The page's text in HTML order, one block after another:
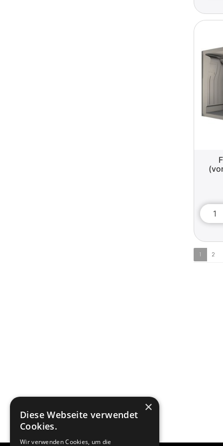
1 2
×
Diese Webseite verwendet
Cookies.
Wir verwenden Cookies, um die